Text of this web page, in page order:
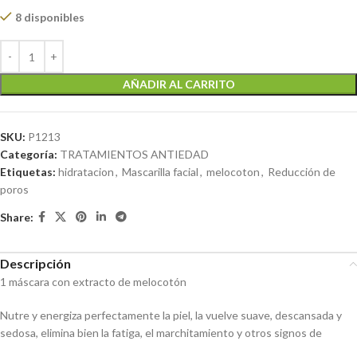
8 disponibles
AÑADIR AL CARRITO
SKU: P1213
Categoría: TRATAMIENTOS ANTIEDAD
Etiquetas: hidratacion, Mascarilla facial, melocoton, Reducción de
poros
Share:
Descripción
1 máscara con extracto de melocotón
Nutre y energiza perfectamente la piel, la vuelve suave, descansada y
sedosa, elimina bien la fatiga, el marchitamiento y otros signos de